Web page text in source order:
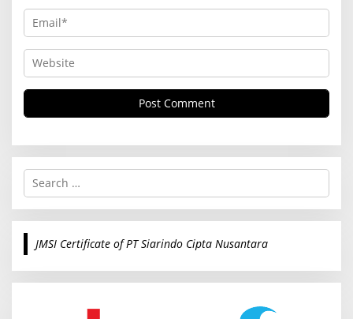
S
r
c
o
JMSI Certificate of PT Siarindo Cipta Nusantara